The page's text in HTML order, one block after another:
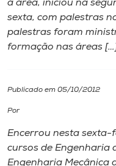
I.nova
Cultura
CPA
à área, iniciou na
sexta, com palestras
palestras foram
formação nas áreas
Publicado em 05/10/2012
Por
Encerrou nesta sexta-
cursos de Engenharia
Engenharia Mecânica